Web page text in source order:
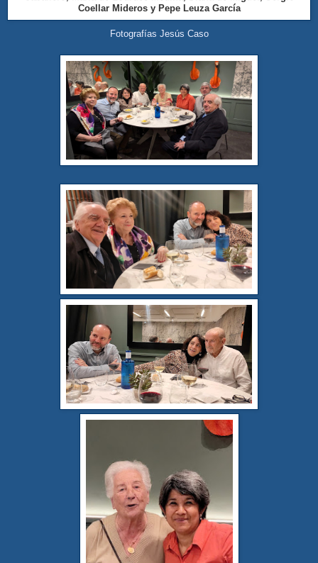
Coellar Mideros y Pepe Leuza García
Fotografías Jesús Caso